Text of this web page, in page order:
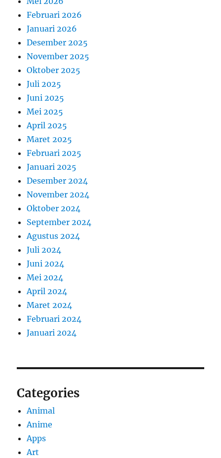
Februari 2026
Januari 2026
Desember 2025
November 2025
Oktober 2025
Juli 2025
Juni 2025
Mei 2025
April 2025
Maret 2025
Februari 2025
Januari 2025
Desember 2024
November 2024
Oktober 2024
September 2024
Agustus 2024
Juli 2024
Juni 2024
Mei 2024
April 2024
Maret 2024
Februari 2024
Januari 2024
Categories
Animal
Anime
Apps
Art